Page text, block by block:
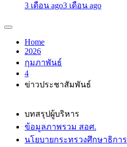
3 เดือน ago3 เดือน ago
Home
2026
กุมภาพันธ์
4
ข่าวประชาสัมพันธ์
บทสรุปผู้บริหาร
ข้อมูลภาพรวม สอศ.
นโยบายกระทรวงศึกษาธิการ